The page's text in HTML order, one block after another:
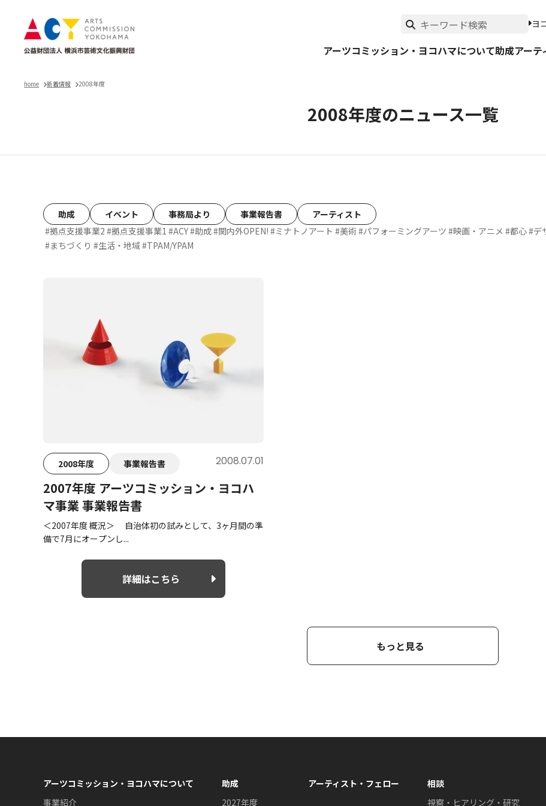
ヨ
アーツコミッション・ヨコハマについて助成アー
home 新着情報 2008年度
2008年度のニュース一覧
お知らせ
助成 イベント 事務局より 事業報告書
アーティスト
#拠点支援事業2 #拠点支援事業1 #ACY#助成#関内外OPEN! #ミナトノアート #美術#パフォーミングアーツ #映画・アニメ #都心#デ
#まちづくり #生活・地域#TPAM/YPAM
2008年度 事業報告書 2008.07.01
2007年度 アーツコミッション・ヨコハ
マ事業 事業報告書
＜2007年度 概況＞ 自治体初の試みとして、3ヶ月間の準
備で7月にオープンし...
詳細はこちら
もっと見る
アーツコミッション・ヨコハマについて
事業紹介
助成
2027年度
アーティスト・フェロー
相談
視察・ヒアリング・研究